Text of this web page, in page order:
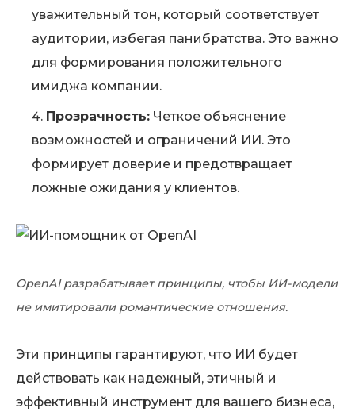
уважительный тон, который соответствует
аудитории, избегая панибратства. Это важно
для формирования положительного
имиджа компании.
Прозрачность: Четкое объяснение
возможностей и ограничений ИИ. Это
формирует доверие и предотвращает
ложные ожидания у клиентов.
OpenAI разрабатывает принципы, чтобы ИИ-модели
не имитировали романтические отношения.
Эти принципы гарантируют, что ИИ будет
действовать как надежный, этичный и
эффективный инструмент для вашего бизнеса,